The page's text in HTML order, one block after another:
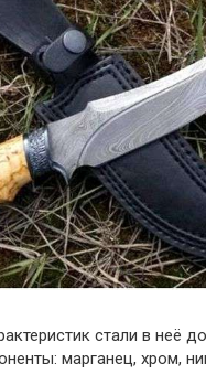
стали в неё
марганец, хром,